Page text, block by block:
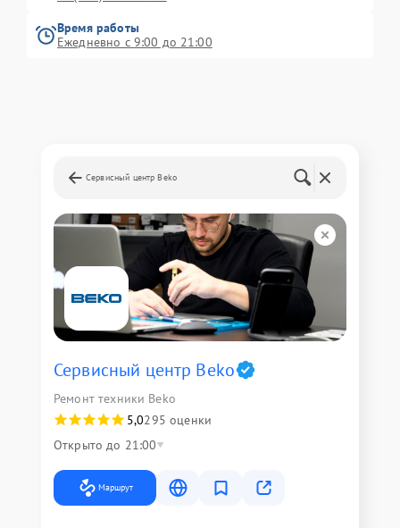
Время работы
Ежедневно с 9:00 до 21:00
Сервисный центр Beko
Сервисный центр Beko
Ремонт техники Beko
5,0295 оценки
Открыто до 21:00
Маршрут